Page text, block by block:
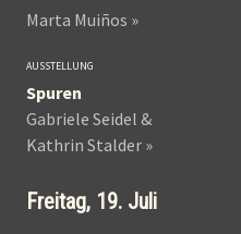
Marta Muiños »
AUSSTELLUNG
Spuren
Gabriele Seidel &
Kathrin Stalder »
Freitag, 19. Juli